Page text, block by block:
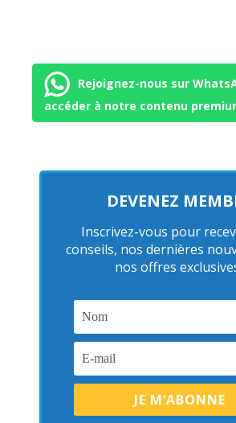
Rejoignez-nous sur
accéder à notre contenu
DEVENEZ
Inscrivez-vous pour
conseils, nos dernières
nos offres